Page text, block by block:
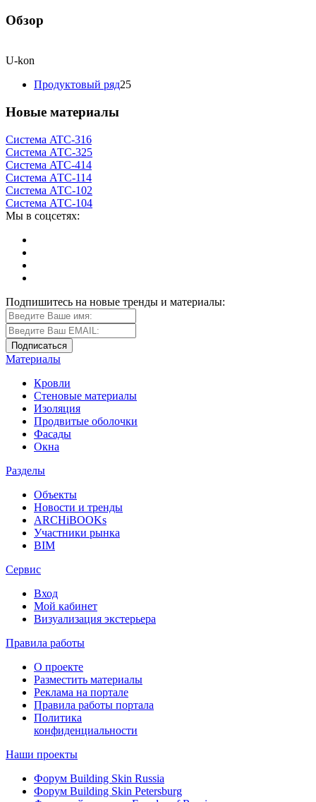
Обзор
U-kon
Продуктовый ряд25
Новые материалы
Система ATС-316
Система АТС-325
Система ATС-414
Система АТС-114
Система АТС-102
Система АТС-104
Мы в соцсетях:
Подпишитесь на новые тренды и материалы:
Материалы
Кровли
Стеновые материалы
Изоляция
Продвитые оболочки
Фасады
Окна
Разделы
Объекты
Новости и тренды
ARCHiBOOKs
Участники рынка
BIM
Сервис
Вход
Мой кабинет
Визуализация экстерьера
Правила работы
О проекте
Разместить материалы
Реклама на портале
Правила работы портала
Политика
конфиденциальности
Наши проекты
Форум Building Skin Russia
Форум Building Skin Petersburg